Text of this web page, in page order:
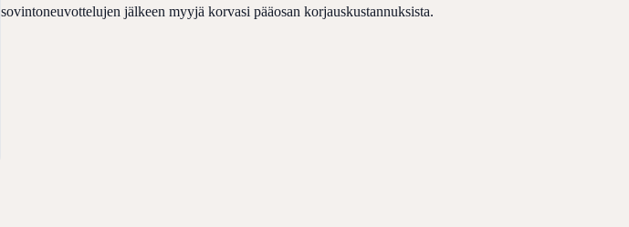
sovintoneuvottelujen jälkeen myyjä korvasi pääosan korjauskustannuksista.